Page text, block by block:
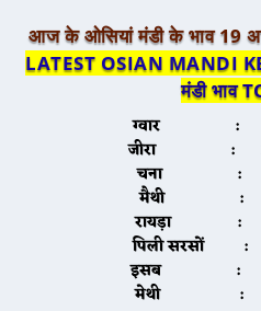
आज के ओसियां मंडी के भाव 19
LATEST OSIAN MANDI
मंडी भाव
ग्वार :
जीरा :
चना :
मैथी :
रायड़ा :
पिली सरसों :
इसब :
मेथी :